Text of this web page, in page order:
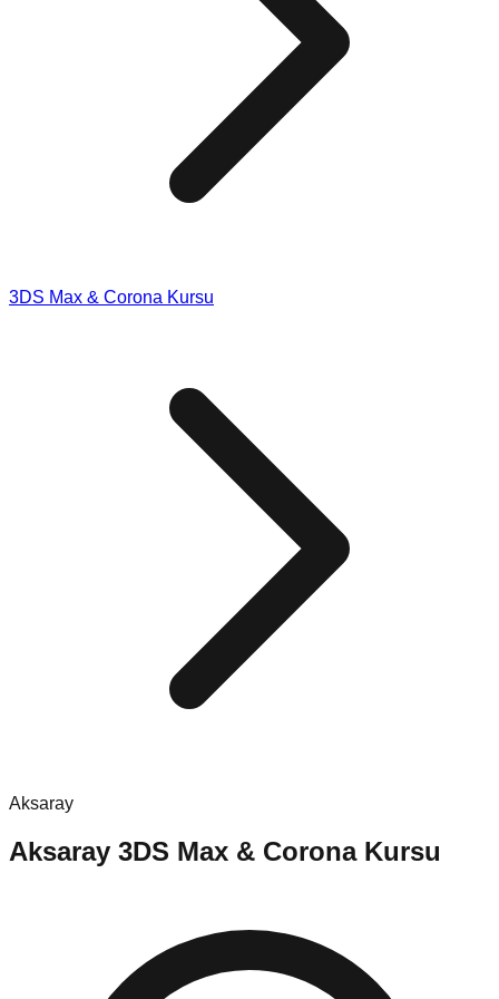
3DS Max & Corona Kursu
Aksaray
Aksaray 3DS Max & Corona Kursu